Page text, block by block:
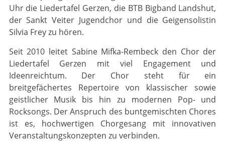
Uhr die Liedertafel Gerzen, die BTB Bigband Landshut,
der Sankt Veiter Jugendchor und die Geigensolistin
Silvia Frey zu hören.
Seit 2010 leitet Sabine Mifka-Rembeck den Chor der
Liedertafel Gerzen mit viel Engagement und
Ideenreichtum. Der Chor steht für ein
breitgefächertes Repertoire von klassischer sowie
geistlicher Musik bis hin zu modernen Pop- und
Rocksongs. Der Anspruch des buntgemischten Chores
ist es, hochwertigen Chorgesang mit innovativen
Veranstaltungskonzepten zu verbinden.